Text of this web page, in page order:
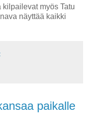
myös Tatu
näyttää kaikki
paikalle